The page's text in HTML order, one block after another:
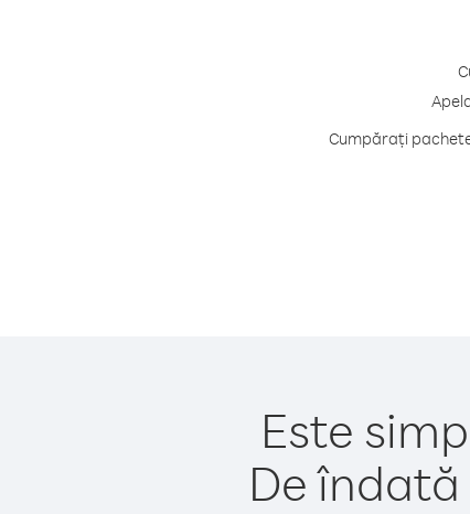
Cumpărați
Este
De